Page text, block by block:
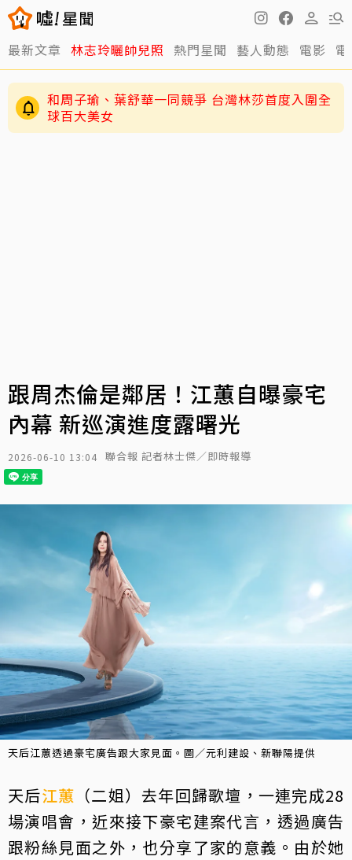
最新文章 林志玲曬帥兒照 熱門星聞 藝人動態 電影
和周子瑜、葉舒華一同競爭 台灣林莎首度入圍全
球百大美女
跟周杰倫是鄰居！江蕙自曝豪宅
內幕 新巡演進度露曙光
2026-06-10 13:04 聯合報 記者林士傑／即時報導
天后江蕙透過豪宅廣告跟大家見面。圖／元利建設、新聯陽提供
天后江蕙 （二姐）去年回歸歌壇，一連完成28
場演唱會，近來接下豪宅建案代言，透過廣告
跟粉絲見面之外，也分享了家的意義。由於她